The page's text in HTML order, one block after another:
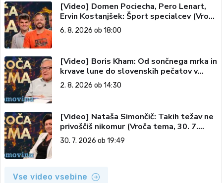
[Video] Domen Pociecha, Pero Lenart,
Ervin Kostanjšek: Šport specialcev (Vroča
tema, 6. 8. 2026)
6. 8. 2026 ob 18:00
[Video] Boris Kham: Od sončnega mrka in
krvave lune do slovenskih pečatov v
vesolju (Vroča tema, 2. 8. 2026)
2. 8. 2026 ob 14:30
[Video] Nataša Simončič: Takih težav ne
privoščiš nikomur (Vroča tema, 30. 7.
2026)
30. 7. 2026 ob 19:49
Vse video vsebine